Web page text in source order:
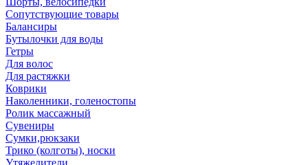
Сопутствующие товары
Балансиры
Бутылочки для воды
Гетры
Для волос
Для растяжки
Коврики
Наколенники, голеностопы
Ролик массажный
Сувениры
Сумки,рюкзаки
Трико (колготы), носки
Утяжелители